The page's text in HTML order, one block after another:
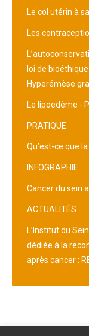
Le col utérin à
Les
loi de bioéthique
Hyperémèse
Le lipoedème -
PRATIQUE
Qu’est-ce que
INFOGRAPHIE
Cancer du sein
ACTUALITÉS
L’Institut du
dédiée à la
après cancer :